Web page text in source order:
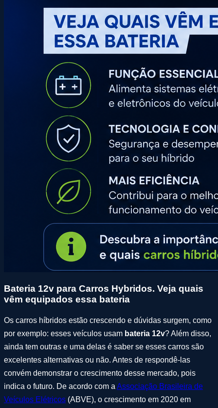
Bateria 12v para Carros Hybridos. Veja quais
vêm equipados essa bateria
Os carros híbridos estão crescendo e dúvidas surgem, como
por exemplo: esses veículos usam bateria 12v? Além disso,
ainda tem outras e uma delas é saber se esses carros são
excelentes alternativas ou não. Antes de respondê-las
convém demonstrar o crescimento desse mercado, pois
indica o futuro. De acordo com a Associação Brasileira de
Veículos Elétricos (ABVE), o crescimento em 2020 em